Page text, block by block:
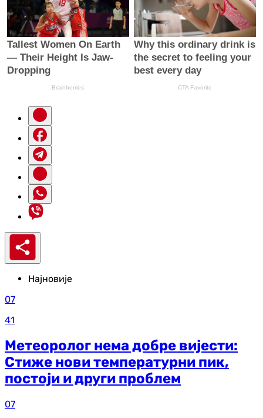
Најновије
07
41
Метеоролог нема добре вијести:
Стиже нови температурни пик,
постоји и други проблем
07